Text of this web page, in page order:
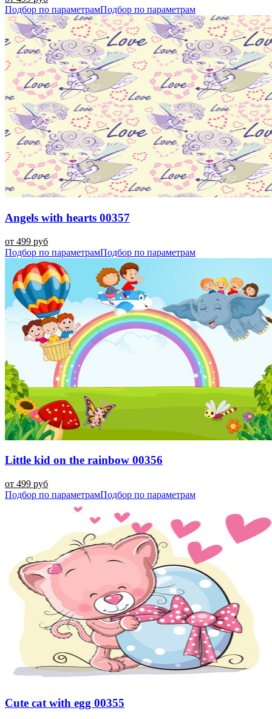
Подбор по параметрамПодбор по параметрам
Angels with hearts 00357
от 499 руб
Подбор по параметрамПодбор по параметрам
Little kid on the rainbow 00356
от 499 руб
Подбор по параметрамПодбор по параметрам
Cute cat with egg 00355